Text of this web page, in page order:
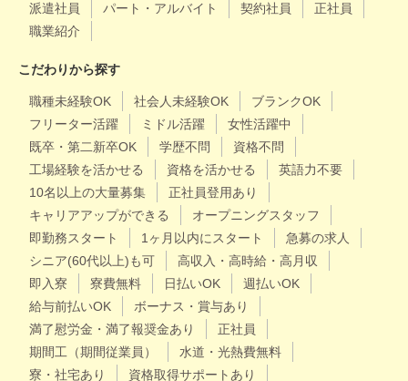
派遣社員 パート・アルバイト 契約社員
正社員
職業紹介
こだわりから探す
職種未経験OK 社会人未経験OK
ブランクOK
フリーター活躍
ミドル活躍
女性活躍中
既卒・第二新卒OK
学歴不問
資格不問
工場経験を活かせる
資格を活かせる
英語力不要
10名以上の大量募集
正社員登用あり
キャリアアップができる
オープニングスタッフ
即勤務スタート
1ヶ月以内にスタート
急募の求人
シニア(60代以上)も可
高収入・高時給・高月収
即入寮
寮費無料 日払いOK
週払いOK
給与前払いOK
ボーナス・賞与あり
満了慰労金・満了報奨金あり
正社員
期間工（期間従業員）
水道・光熱費無料
寮・社宅あり
資格取得サポートあり